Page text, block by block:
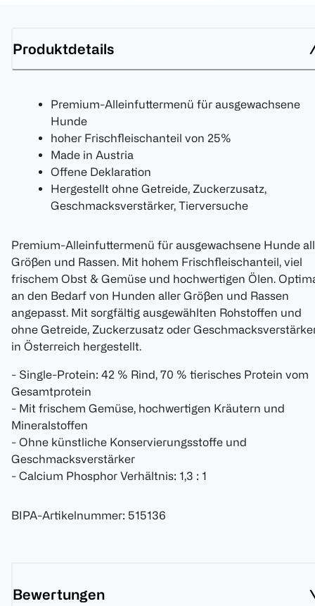
Produktdetails
Premium-Alleinfuttermenü für ausgewachsene
Hunde
hoher Frischfleischanteil von 25%
Made in Austria
Offene Deklaration
Hergestellt ohne Getreide, Zuckerzusatz,
Geschmacksverstärker, Tierversuche
Premium-Alleinfuttermenü für ausgewachsene Hunde
Größen und Rassen. Mit hohem Frischfleischanteil, viel
frischem Obst & Gemüse und hochwertigen Ölen.
an den Bedarf von Hunden aller Größen und Rassen
angepasst. Mit sorgfältig ausgewählten Rohstoffen und
ohne Getreide, Zuckerzusatz oder
in Österreich hergestellt.
- Single-Protein: 42 % Rind, 70 % tierisches Protein vom
Gesamtprotein
- Mit frischem Gemüse, hochwertigen Kräutern und
Mineralstoffen
- Ohne künstliche Konservierungsstoffe und
Geschmacksverstärker
- Calcium Phosphor Verhältnis: 1,3 : 1
BIPA-Artikelnummer: 515136
Bewertungen